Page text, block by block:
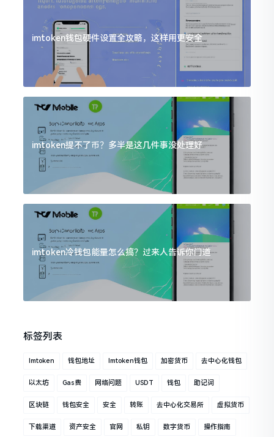
imtoken钱包硬件设置全攻略，这样用更安全
imtoken提不了币？多半是这几件事没处理好
imtoken冷钱包能量怎么搞？过来人告诉你门道
标签列表
Imtoken 钱包地址 Imtoken钱包 加密货币 去中心化钱包
以太坊 Gas费 网络问题 USDT 钱包 助记词
区块链 钱包安全 安全 转账 去中心化交易所 虚拟货币
下载渠道 资产安全 官网 私钥 数字货币 操作指南